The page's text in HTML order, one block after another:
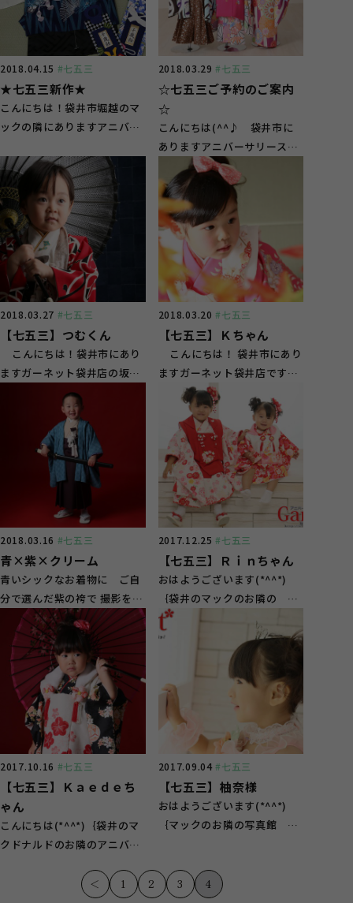
2018.04.15 #七五三
★七五三新作★
こんにちは！袋井市堀越のマ
ックの隣にありますアニバー
井店です♪ ...
2018.03.29#七五三
☆七五三ご予約のご案内
☆
こんにちは(^^♪ 袋井市に
ありますアニバーサリースタ
ジオガーネット袋井店で
す！！ 本日は七...
2018.03.27 #七五三
【七五三】つむくん
こんにちは！袋井市にあり
ますガーネット袋井店の坂野
です！ 本日は七五三で撮影さ
2018.03.20#七五三
【七五三】Ｋちゃん
こんにちは！ 袋井市にあり
ますガーネット袋井店です！
今日は七五三で写真撮影を
2018.03.16 #七五三
青×紫×クリーム
青いシックなお着物に ご自
分で選んだ紫の袴で 撮影をし
た あさひくんの ご紹介で
す 刀を持って...
2017.12.25#七五三
【七五三】Ｒｉｎちゃん
おはようございます(*^^*)
｛袋井のマックのお隣の ア
ニバーサリースタジオガーネ
ット袋井店です 本日...
2017.10.16 #七五三
【七五三】Ｋａｅｄｅち
ゃん
こんにちは(*^^*)｛袋井のマ
クドナルドのお隣のアニバー
井店です。 七五三...
2017.09.04#七五三
【七五三】柚奈様
おはようございます(*^^*)
｛マックのお隣の写真館 ア
＜
1 2 3 4